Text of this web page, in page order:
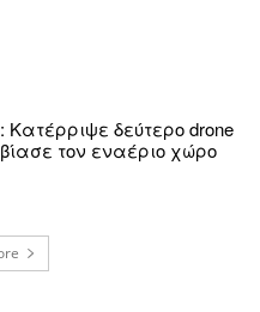
Κατέρριψε δεύτερο drone
τον εναέριο χώρο